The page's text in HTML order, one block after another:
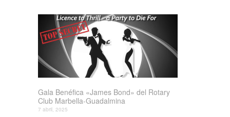
Gala Benéfica «James Bond» del Rotary
Club Marbella-Guadalmina
7 abril, 2025